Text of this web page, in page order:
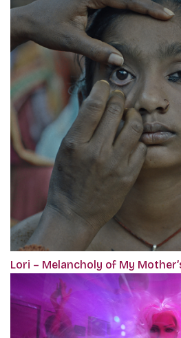
Lori – Melancholy of My